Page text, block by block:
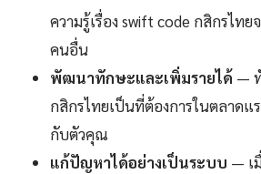
ความรู้เรื่อง swift code กสิกรไท
คนอื่น
พัฒนาทักษะและเพิ่มรายได้ —
กสิกรไทยเป็นที่ต้องการในตลาดแ
กับตัวคุณ
แก้ปัญหาได้อย่างเป็นระบบ — เ